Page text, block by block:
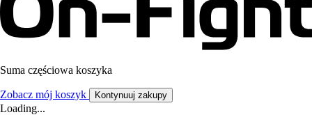
Suma częściowa koszyka
Zobacz mój koszyk Kontynuuj zakupy
Loading...